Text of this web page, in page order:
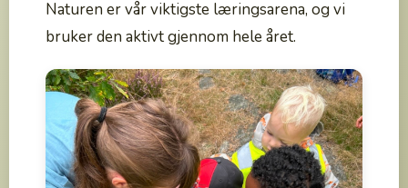
Naturen er vår viktigste læringsarena, og vi
bruker den aktivt gjennom hele året.